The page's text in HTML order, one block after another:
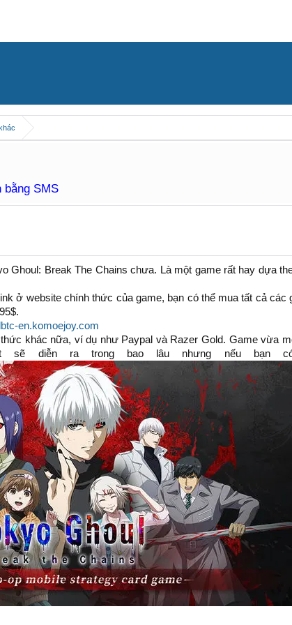
bằng SMS
Ghoul: Break The Chains chưa. Là một game rất hay dựa
ở website chính thức của game, bạn có thể mua tất cả
en.komoejoy.com
khác nữa, ví dụ như Paypal và Razer Gold. Game vừa
sẽ diễn ra trong bao lâu nhưng nếu bạn